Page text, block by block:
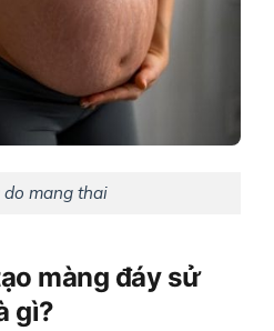
do mang thai
màng đáy sử
gì?